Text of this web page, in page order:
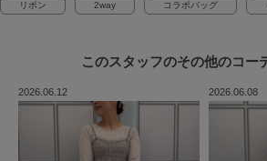
リボン 2way コラボバッグ
このスタッフのその他のコー
2026.06.12 2026.06.08